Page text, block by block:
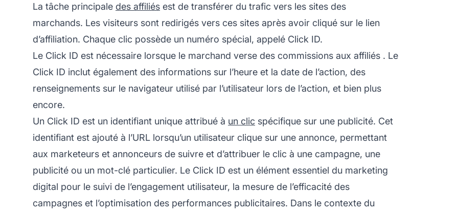
La tâche principale des affiliés est de transférer du trafic vers les sites des
marchands. Les visiteurs sont redirigés vers ces sites après avoir cliqué sur le lien
d’affiliation. Chaque clic possède un numéro spécial, appelé Click ID.
Le Click ID est nécessaire lorsque le marchand verse des commissions aux affiliés . Le
Click ID inclut également des informations sur l’heure et la date de l’action, des
renseignements sur le navigateur utilisé par l’utilisateur lors de l’action, et bien plus
encore.
Un Click ID est un identifiant unique attribué à un clic spécifique sur une publicité. Cet
identifiant est ajouté à l’URL lorsqu’un utilisateur clique sur une annonce, permettant
aux marketeurs et annonceurs de suivre et d’attribuer le clic à une campagne, une
publicité ou un mot-clé particulier. Le Click ID est un élément essentiel du marketing
digital pour le suivi de l’engagement utilisateur, la mesure de l’efficacité des
campagnes et l’optimisation des performances publicitaires. Dans le contexte du